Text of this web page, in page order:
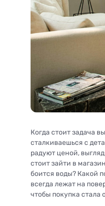
Когда стоит задача
сталкиваешься с
радуют ценой,
стоит зайти в
боится воды? Какой
всегда лежат на
чтобы покупка